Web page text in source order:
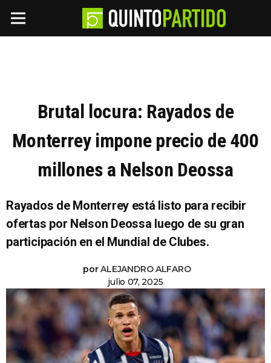
Brutal locura: Rayados de
Monterrey impone precio de 400
millones a Nelson Deossa
Rayados de Monterrey está listo para recibir
ofertas por Nelson Deossa luego de su gran
participación en el Mundial de Clubes.
porALEJANDRO ALFARO
julio 07, 2025